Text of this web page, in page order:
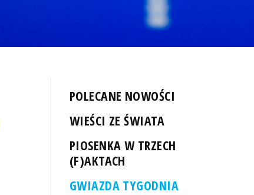
POLECANE NOWOŚCI
WIEŚCI ZE ŚWIATA
PIOSENKA W TRZECH
(F)AKTACH
GWIAZDA TYGODNIA